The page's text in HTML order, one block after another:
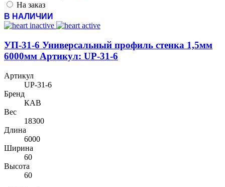
На заказ
В НАЛИЧИИ
УП-31-6 Универсальный профиль стенка 1,5мм
6000мм Артикул: UP-31-6
Артикул
UP-31-6
Бренд
КАВ
Вес
18300
Длина
6000
Ширина
60
Высота
60